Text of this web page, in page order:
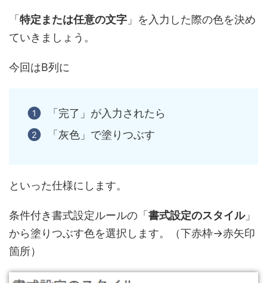
「 特定または任意の文字 」を入力した際の色を決め
ていきましょう。
今回はB列に
「完了」が入力されたら
「灰色」で塗りつぶす
といった仕様にします。
条件付き書式設定ルールの「 書式設定のスタイル」
から塗りつぶす色を選択します。（下赤枠→赤矢印
箇所）